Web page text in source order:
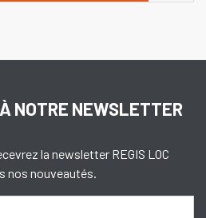
NOTRE NEWSLETTER
la newsletter REGIS LOC
nos nouveautés.